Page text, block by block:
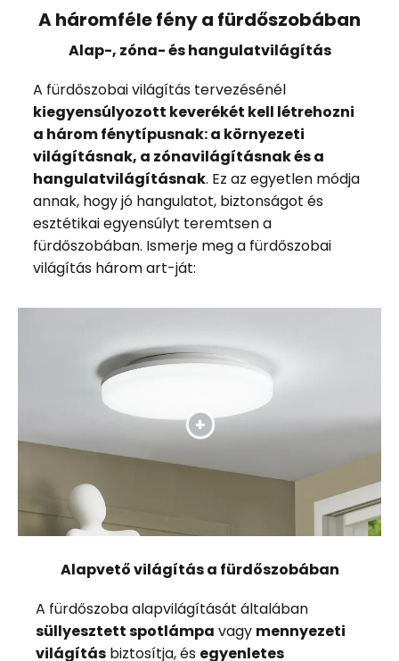
A háromféle fény a fürdőszobában
Alap-, zóna- és hangulatvilágítás
A fürdőszobai világítás tervezésénél
kiegyensúlyozott keverékét kell létrehozni
a három fénytípusnak: a környezeti
világításnak, a zónavilágításnak és a
hangulatvilágításnak. Ez az egyetlen módja
annak, hogy jó hangulatot, biztonságot és
esztétikai egyensúlyt teremtsen a
fürdőszobában. Ismerje meg a fürdőszobai
világítás három art-ját:
Alapvető világítás a fürdőszobában
A fürdőszoba alapvilágítását általában
süllyesztett spotlámpa vagy mennyezeti
világítás biztosítja, és egyenletes